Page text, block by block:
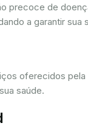
precoce de
a garantir sua
oferecidos
saúde.